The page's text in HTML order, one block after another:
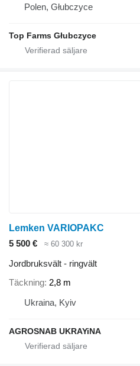
Polen, Głubczyce
Top Farms Głubczyce
Lemken VARIOPAKC
5 500 €
≈ 60 300 kr
Jordbruksvält - ringvält
Täckning 2,8 m
Ukraina, Kyiv
AGROSNAB UKRAYiNA